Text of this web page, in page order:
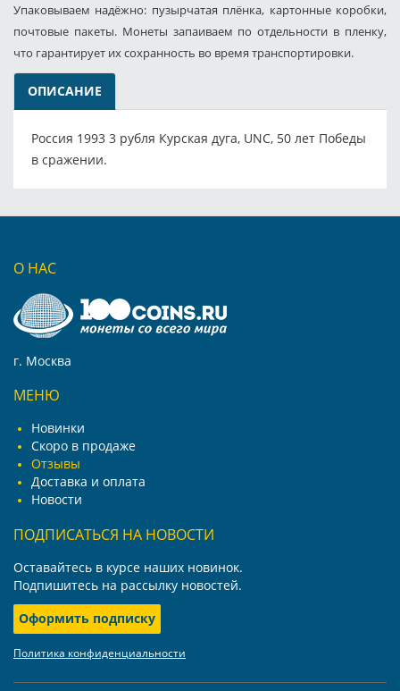
Упаковываем надёжно: пузырчатая плёнка, картонные коробки,
почтовые пакеты. Монеты запаиваем по отдельности в пленку,
что гарантирует их сохранность во время транспортировки.
ОПИСАНИЕ
Россия 1993 3 рубля Курская дуга, UNC, 50 лет Победы
в сражении.
О НАС
г. Москва
МЕНЮ
Новинки
Скоро в продаже
Отзывы
Доставка и оплата
Новости
ПОДПИСАТЬСЯ НА НОВОСТИ
Оставайтесь в курсе наших новинок.
Подпишитесь на рассылку новостей.
Оформить подписку
Политика конфиденциальности